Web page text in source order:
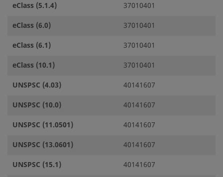
eClass (5.1.4)
37010401
eClass (6.0)
37010401
eClass (6.1)
37010401
eClass (10.1)
37010401
UNSPSC (4.03)
40141607
UNSPSC (10.0)
40141607
UNSPSC (11.0501)
40141607
UNSPSC (13.0601)
40141607
UNSPSC (15.1)
40141607